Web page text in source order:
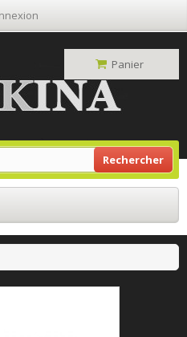
Rechercher
Panier
Retour À L'accueil